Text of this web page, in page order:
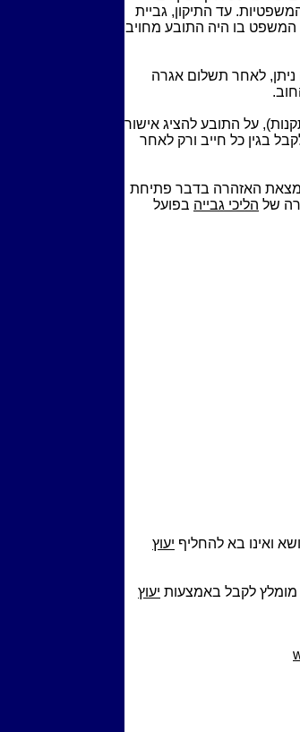
עד התיקון, גביית
המשפט בו היה התובע מחויב
לאחר תשלום אגרה
התקנות), על התובע להציג אישור
בגין כל חייב ורק לאחר
את חובו ולאחר 30 יום ממועד המצאת האזהרה בדבר פתיחת
של הליכי גבייה בפועל
ואינו בא להחליף יעוץ
מומלץ לקבל באמצעות יעוץ